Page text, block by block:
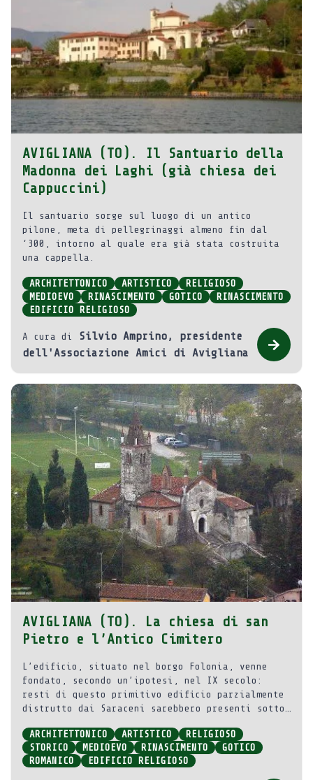
AVIGLIANA (TO). Il Santuario della
Madonna dei Laghi (già chiesa dei
Cappuccini)
Il santuario sorge sul luogo di un antico
pilone, meta di pellegrinaggi almeno fin dal
‘300, intorno al quale era già stata costruita
una cappella.
ARCHITETTONICO ARTISTICO
RELIGIOSO
MEDIOEVO
RINASCIMENTO GOTICO
RINASCIMENTO
EDIFICIO RELIGIOSO
A cura di
Silvio Amprino, presidente
dell'Associazione Amici di Avigliana
AVIGLIANA (TO). La chiesa di san
Pietro e l’Antico Cimitero
L’edificio, situato nel borgo Folonia, venne
fondato, secondo un’ipotesi, nel IX secolo:
resti di questo primitivo edificio parzialmente
distrutto dai Saraceni sarebbero presenti sotto
ed ulteriormente rimaneggiata tra il XIII e il
XV secolo.
ARCHITETTONICO ARTISTICO
RELIGIOSO
STORICO
MEDIOEVO RINASCIMENTO
GOTICO
ROMANICO
EDIFICIO RELIGIOSO